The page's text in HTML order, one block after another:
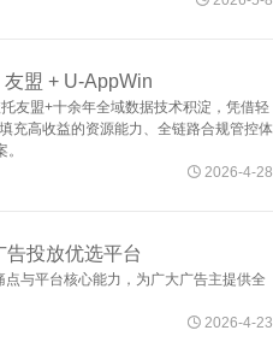
盟 + U-AppWin
友盟+十余年全域数据技术积淀，凭借轻
充高收益的资源能力、全链路合规管控体
2026-4-28
投放优选平台
与平台核心能力，为广大广告主提供全
2026-4-23